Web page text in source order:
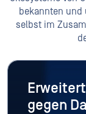
bekannten und
selbst im
gegen